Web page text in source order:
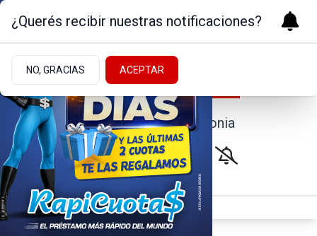
Noticias de la Patagonia
¿Querés recibir nuestras notificaciones?
NO, GRACIAS ACEPTAR